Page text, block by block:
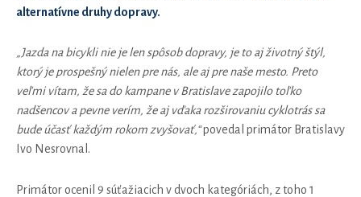
alternatívne druhy dopravy.
„Jazda na bicykli nie je len spôsob dopravy, je to aj životný štýl,
ktorý je prospešný nielen pre nás, ale aj pre naše mesto. Preto
veľmi vítam, že sa do kampane v Bratislave zapojilo toľko
nadšencov a pevne verím, že aj vďaka rozširovaniu cyklotrás sa
bude účasť každým rokom zvyšovať,“povedal primátor Bratislavy
Ivo Nesrovnal.
Primátor ocenil 9 súťažiacich v dvoch kategóriách, z toho 1